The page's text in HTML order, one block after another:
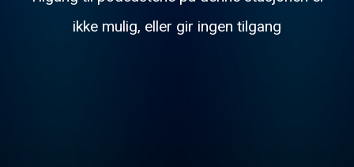
ikke mulig, eller gir ingen tilgang